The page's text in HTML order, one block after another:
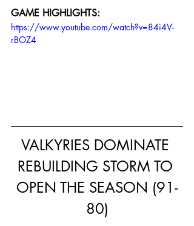
GAME HIGHLIGHTS:
https://www.youtube.com/watch?v=84i4V-
rBOZ4
VALKYRIES DOMINATE
REBUILDING STORM TO
OPEN THE SEASON (91-
80)